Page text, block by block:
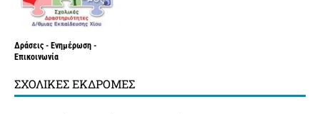
Δράσεις - Ενημέρωση -
Επικοινωνία
ΣΧΟΛΙΚΈΣ ΕΚΔΡΟΜΈΣ